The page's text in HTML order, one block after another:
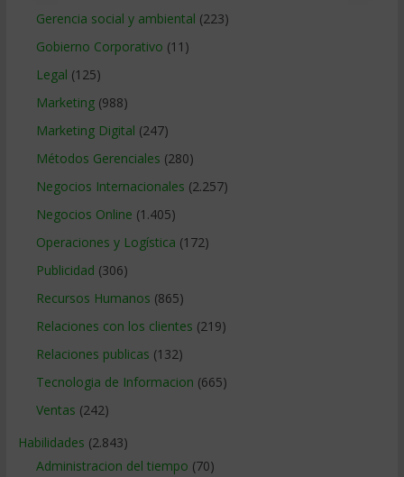
Gerencia social y ambiental (223)
Gobierno Corporativo (11)
Legal (125)
Marketing(988)
Marketing Digital (247)
Métodos Gerenciales (280)
Negocios Internacionales (2.257)
Negocios Online (1.405)
Operaciones y Logística (172)
Publicidad (306)
Recursos Humanos (865)
Relaciones con los clientes (219)
Relaciones publicas (132)
Tecnologia de Informacion (665)
Ventas (242)
Habilidades (2.843)
Administracion del tiempo (70)